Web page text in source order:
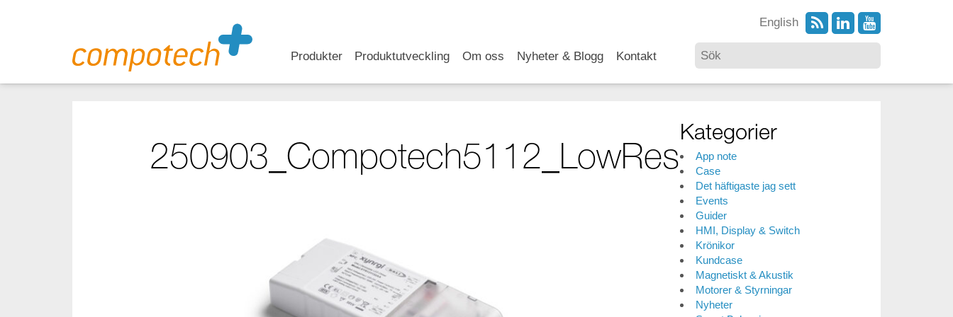
Produkter Produktutveckling Om oss Nyheter & Blogg Kontakt
English
250903_Compotech5112_LowRes
Kategorier
App note
Case
Det häftigaste jag sett
Events
Guider
HMI, Display & Switch
Krönikor
Kundcase
Magnetiskt & Akustik
Motorer & Styrningar
Nyheter